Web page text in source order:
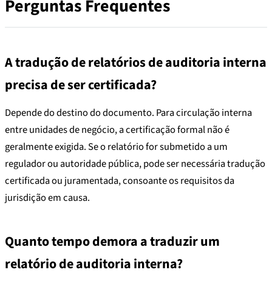
Perguntas Frequentes
A tradução de relatórios de auditoria interna
precisa de ser certificada?
Depende do destino do documento. Para circulação interna
entre unidades de negócio, a certificação formal não é
geralmente exigida. Se o relatório for submetido a um
regulador ou autoridade pública, pode ser necessária tradução
certificada ou juramentada, consoante os requisitos da
jurisdição em causa.
Quanto tempo demora a traduzir um
relatório de auditoria interna?